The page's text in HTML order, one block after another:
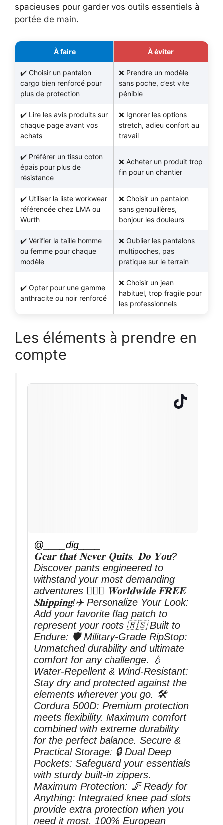
spacieuses pour garder vos outils essentiels à
portée de main.
À faire À éviter
Choisir un pantalon
cargo bien renforcé pour
plus de protection
Prendre un modèle
sans poche, c’est vite
pénible
Lire les avis produits sur
chaque page avant vos
achats
Ignorer les options
stretch, adieu confort au
travail
Préférer un tissu coton
épais pour plus de
résistance
Acheter un produit trop
fin pour un chantier
Utiliser la liste workwear
référencée chez LMA ou
Wurth
Choisir un pantalon
sans genouillères,
bonjour les douleurs
Vérifier la taille homme
ou femme pour chaque
modèle
Oublier les pantalons
multipoches, pas
pratique sur le terrain
Opter pour une gamme
anthracite ou noir renforcé
Choisir un jean
habituel, trop fragile pour
les professionnels
Les éléments à prendre en
compte
@____dig____
𝐆𝐞𝐚𝐫 𝐭𝐡𝐚𝐭 𝐍𝐞𝐯𝐞𝐫 𝐐𝐮𝐢𝐭𝐬. 𝐃𝐨 𝐘𝐨𝐮?
Discover pants engineered to
withstand your most demanding
adventures 🧗🏼‍♂️ 𝐖𝐨𝐫𝐥𝐝𝐰𝐢𝐝𝐞 𝐅𝐑𝐄𝐄
𝐒𝐡𝐢𝐩𝐩𝐢𝐧𝐠!✈️ Personalize Your Look:
Add your favorite flag patch to
represent your roots 🇷🇸 Built to
Endure: 🛡 Military-Grade RipStop:
Unmatched durability and ultimate
comfort for any challenge. 💧
Water-Repellent & Wind-Resistant:
Stay dry and protected against the
elements wherever you go. 🛠
Cordura 500D: Premium protection
meets flexibility. Maximum comfort
combined with extreme durability
for the perfect balance. Secure &
Practical Storage: 🔒 Dual Deep
Pockets: Safeguard your essentials
with sturdy built-in zippers.
Maximum Protection: 🦵 Ready for
Anything: Integrated knee pad slots
provide extra protection when you
need it most. 100% European